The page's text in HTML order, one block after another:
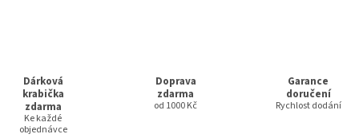
k
y
v
Dárková
krabička
zdarma
Ke každé
objednávce
Doprava
zdarma
od 1000 Kč
Garance
doručení
Rychlost dodání